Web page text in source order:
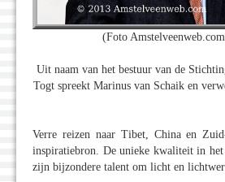
(Foto
Uit naam van het bestuur van de
Togt spreekt Marinus van Schaik en
Verre reizen naar Tibet, China en
inspiratiebron. De unieke kwaliteit in
zijn bijzondere talent om licht en